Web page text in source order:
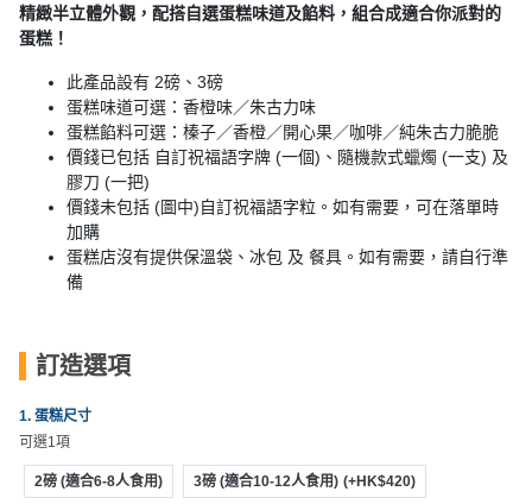
花
藝
品
訂
禮
佈
置
用
品
即
拍
拖
企
司
動
子
活
動
夾
器
情
心
單
精緻半立體外觀，配搭自選蛋糕味道及餡料，組合成適合你派對的
蛋糕！
此產品設有 2磅、3磅
蛋糕味道可選：香橙味／朱古力味
蛋糕餡料可選：榛子／香橙／開心果／咖啡／純朱古力脆脆
價錢已包括 自訂祝福語字牌 (一個)、隨機款式蠟燭 (一支) 及
膠刀 (一把)
價錢未包括 (圖中)自訂祝福語字粒。如有需要，可在落單時
加購
蛋糕店沒有提供保溫袋、冰包 及 餐具。如有需要，請自行準
備
訂造選項
1. 蛋糕尺寸
可選1項
2磅 (適合6-8人食用) 3磅 (適合10-12人食用) (+HK$420)